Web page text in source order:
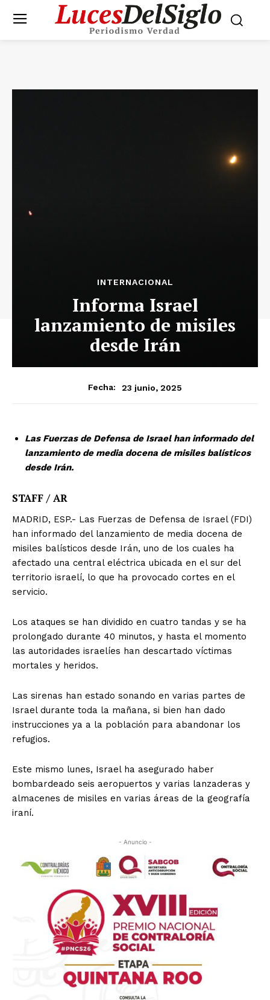
INTERNACIONAL
Informa Israel
lanzamiento de misiles
desde Irán
Fecha: 23 junio, 2025
Las Fuerzas de Defensa de Israel han informado del
lanzamiento de media docena de misiles balísticos
desde Irán.
STAFF / AR
MADRID, ESP.- Las Fuerzas de Defensa de Israel (FDI)
han informado del lanzamiento de media docena de
misiles balísticos desde Irán, uno de los cuales ha
afectado una central eléctrica ubicada en el sur del
territorio israelí, lo que ha provocado cortes en el
servicio.
Los ataques se han dividido en cuatro tandas y se ha
prolongado durante 40 minutos, y hasta el momento
las autoridades israelíes han descartado víctimas
mortales y heridos.
Las sirenas han estado sonando en varias partes de
Israel durante toda la mañana, si bien han dado
instrucciones ya a la población para abandonar los
refugios.
Este mismo lunes, Israel ha asegurado haber
bombardeado seis aeropuertos y varias lanzaderas y
almacenes de misiles en varias áreas de la geografía
iraní.
- Anuncio -